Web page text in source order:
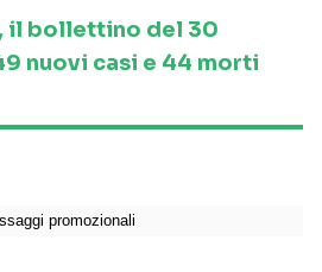
il bollettino del 30
nuovi casi e 44 morti